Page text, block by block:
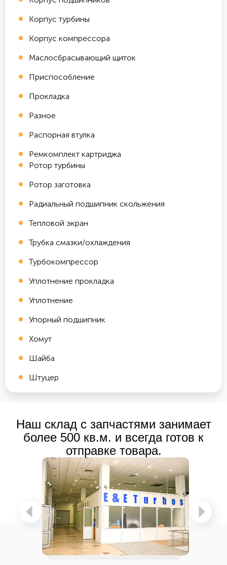
Корпус турбины
Корпус компрессора
Маслосбрасывающий щиток
Приспособление
Прокладка
Разное
Распорная втулка
Ремкомплект картриджа
Ротор турбины
Ротор заготовка
Радиальный подшипник скольжения
Тепловой экран
Трубка смазки/охлаждения
Турбокомпрессор
Уплотнение прокладка
Уплотнение
Упорный подшипник
Хомут
Шайба
Штуцер
Наш склад с запчастями занимает
более 500 кв.м. и всегда готов к
отправке товара.